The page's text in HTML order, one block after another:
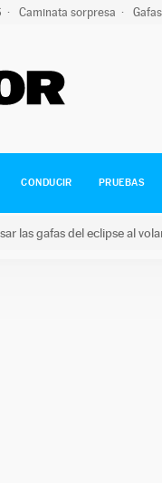
Caminata sorpresa
CONDUCIR PRUEBAS
las gafas del eclipse al